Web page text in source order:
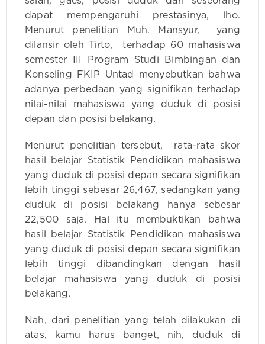
dapat mempengaruhi prestasinya, lho.
Menurut penelitian Muh. Mansyur, yang
dilansir oleh Tirto, terhadap 60 mahasiswa
semester III Program Studi Bimbingan dan
Konseling FKIP Untad menyebutkan bahwa
adanya perbedaan yang signifikan terhadap
nilai-nilai mahasiswa yang duduk di posisi
depan dan posisi belakang.
Menurut penelitian tersebut, rata-rata skor
hasil belajar Statistik Pendidikan mahasiswa
yang duduk di posisi depan secara signifikan
lebih tinggi sebesar 26,467, sedangkan yang
duduk di posisi belakang hanya sebesar
22,500 saja. Hal itu membuktikan bahwa
hasil belajar Statistik Pendidikan mahasiswa
yang duduk di posisi depan secara signifikan
lebih tinggi dibandingkan dengan hasil
belajar mahasiswa yang duduk di posisi
belakang.
Nah, dari penelitian yang telah dilakukan di
atas, kamu harus banget, nih, duduk di